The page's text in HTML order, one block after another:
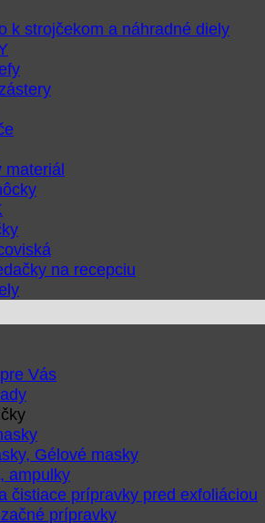
k strojčekom a náhradné diely
materiál
na recepciu
Vás
Gélové masky
ampulky
čistiace prípravky pred exfoliáciou
prípravky